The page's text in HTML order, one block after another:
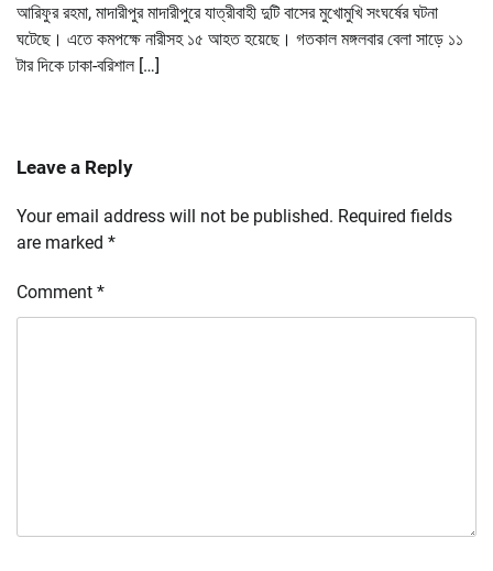
আরিফুর রহমা, মাদারীপুর মাদারীপুরে যাত্রীবাহী দুটি বাসের মুখোমুখি সংঘর্ষের ঘটনা
ঘটেছে। এতে কমপক্ষে নারীসহ ১৫ আহত হয়েছে। গতকাল মঙ্গলবার বেলা সাড়ে ১১
টার দিকে ঢাকা-বরিশাল […]
Leave a Reply
Your email address will not be published. Required fields
are marked *
Comment *